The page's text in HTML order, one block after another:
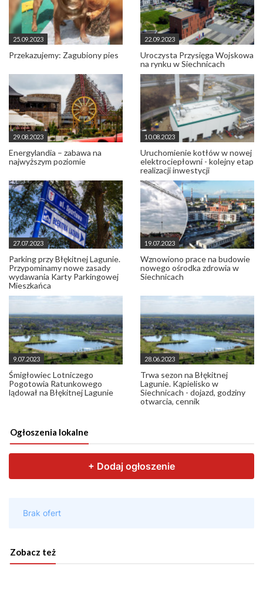
25.09.2023
Przekazujemy: Zagubiony pies
22.09.2023
Uroczysta Przysięga Wojskowa
na rynku w Siechnicach
29.08.2023
Energylandia – zabawa na
najwyższym poziomie
10.08.2023
Uruchomienie kotłów w nowej
elektrociepłowni - kolejny etap
realizacji inwestycji
27.07.2023
Parking przy Błękitnej Lagunie.
Przypominamy nowe zasady
wydawania Karty Parkingowej
Mieszkańca
19.07.2023
Wznowiono prace na budowie
nowego ośrodka zdrowia w
Siechnicach
9.07.2023
Śmigłowiec Lotniczego
Pogotowia Ratunkowego
lądował na Błękitnej Lagunie
28.06.2023
Trwa sezon na Błękitnej
Lagunie. Kąpielisko w
Siechnicach - dojazd, godziny
otwarcia, cennik
Ogłoszenia lokalne
Zobacz też